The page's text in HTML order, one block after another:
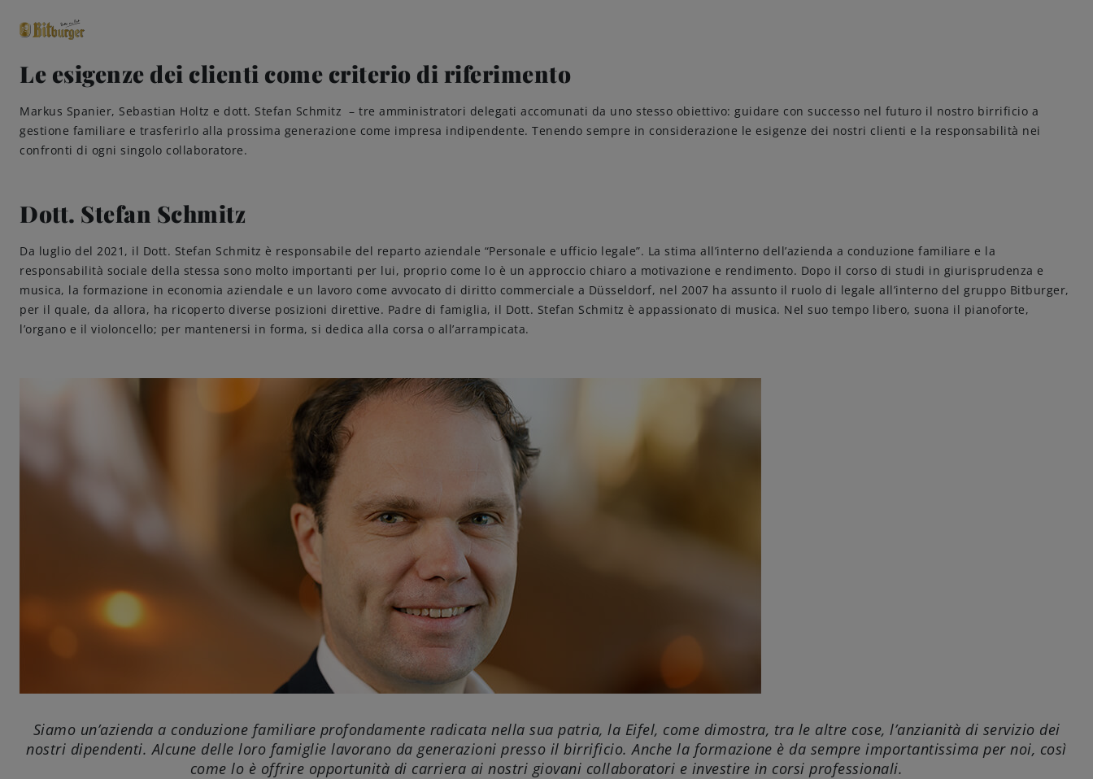
Classici premium 0,0% analcolico
Share & Pair
Qualità
Come servire
Birrificazione
Birreria di famiglia
Storia
Persone
Benvenuti
Amicizie di birra
Le esigenze dei clienti come criterio di riferimento
Markus Spanier, Sebastian Holtz e dott. Stefan Schmitz – tre amministratori delegati accomunati da uno stesso obiettivo: guidare con successo nel futuro il nostro birrificio a
gestione familiare e trasferirlo alla prossima generazione come impresa indipendente. Tenendo sempre in considerazione le esigenze dei nostri clienti e la responsabilità nei
confronti di ogni singolo collaboratore.
Dott. Stefan Schmitz
Da luglio del 2021, il Dott. Stefan Schmitz è responsabile del reparto aziendale “Personale e ufficio legale”. La stima all’interno dell’azienda a conduzione familiare e la
responsabilità sociale della stessa sono molto importanti per lui, proprio come lo è un approccio chiaro a motivazione e rendimento. Dopo il corso di studi in giurisprudenza e
musica, la formazione in economia aziendale e un lavoro come avvocato di diritto commerciale a Düsseldorf, nel 2007 ha assunto il ruolo di legale all’interno del gruppo Bitburger,
per il quale, da allora, ha ricoperto diverse posizioni direttive. Padre di famiglia, il Dott. Stefan Schmitz è appassionato di musica. Nel suo tempo libero, suona il pianoforte,
l’organo e il violoncello; per mantenersi in forma, si dedica alla corsa o all’arrampicata.
Siamo un’azienda a conduzione familiare profondamente radicata nella sua patria, la Eifel, come dimostra, tra le altre cose, l’anzianità di servizio dei
nostri dipendenti. Alcune delle loro famiglie lavorano da generazioni presso il birrificio. Anche la formazione è da sempre importantissima per noi, così
come lo è offrire opportunità di carriera ai nostri giovani collaboratori e investire in corsi professionali.